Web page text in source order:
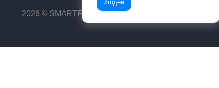
2026 © SMARTFIN UA
Згоден